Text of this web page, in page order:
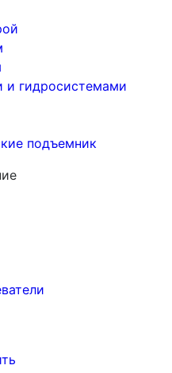
и гидросистемами
подъемник